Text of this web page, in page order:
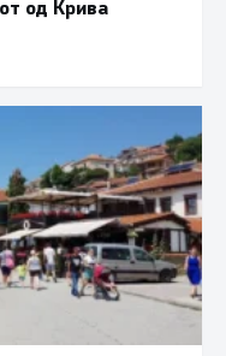
од Крива